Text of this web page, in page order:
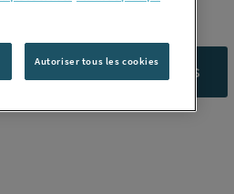
CONTACTEZ-NOUS
Autoriser tous les cookies